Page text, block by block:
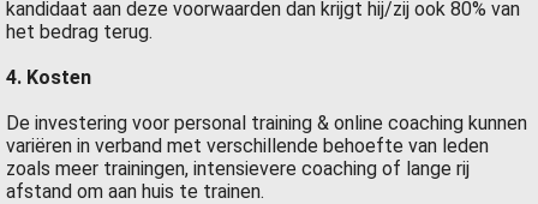
kandidaat aan deze voorwaarden dan krijgt hij/zij ook 80% van
het bedrag terug.
4. Kosten
De investering voor personal training & online coaching kunnen
variëren in verband met verschillende behoefte van leden
zoals meer trainingen, intensievere coaching of lange rij
afstand om aan huis te trainen.